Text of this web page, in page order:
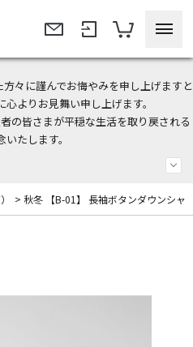
々に謹んでお悔やみを申し上げますと
よりお見舞い申し上げます。
の皆さまが平穏な生活を取り戻される
いたします。
い合わせ＞
クーポンプレゼント！
> 秋冬 【B-01】 長袖ボタンダウンシャ